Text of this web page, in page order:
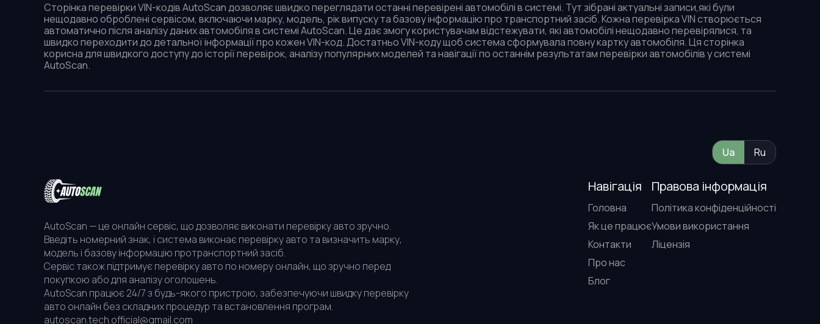
Сторінка перевірки VIN-кодів AutoScan дозволяє швидко переглядати останні перевірені автомобілі в системі. Тут зібрані актуальні записи,які були
нещодавно оброблені сервісом, включаючи марку, модель, рік випуску та базову інформацію про транспортний засіб. Кожна перевірка VIN створюється
автоматично після аналізу даних автомобіля в системі AutoScan. Це дає змогу користувачам відстежувати, які автомобілі нещодавно перевірялися, та
швидко переходити до детальної інформації про кожен VIN-код. Достатньо VIN-коду щоб система сформувала повну картку автомобіля. Ця сторінка
корисна для швидкого доступу до історії перевірок, аналізу популярних моделей та навігації по останнім результатам перевірки автомобілів у системі
AutoScan.
Ua Ru
AutoScan — це онлайн сервіс, що дозволяє виконати перевірку авто зручно.
Введіть номерний знак, і система виконає перевірку авто та визначить марку,
модель і базову інформацію протранспортний засіб.
Сервіс також підтримує перевірку авто по номеру онлайн, що зручно перед
покупкою або для аналізу оголошень.
AutoScan працює 24/7 з будь-якого пристрою, забезпечуючи швидку перевірку
авто онлайн без складних процедур та встановлення програм.
autoscan.tech.official@gmail.com
Навігація
Головна
Як це працює
Контакти
Про нас
Блог
Правова інформація
Політика конфіденційності
Умови використання
Ліцензія